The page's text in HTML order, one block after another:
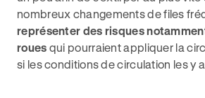
nombreux changements de files
représenter des risques
roues qui pourraient appliquer la
si les conditions de circulation les y